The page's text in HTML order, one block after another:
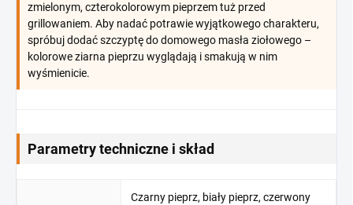
zmielonym, czterokolorowym pieprzem tuż przed
grillowaniem. Aby nadać potrawie wyjątkowego charakteru,
spróbuj dodać szczyptę do domowego masła ziołowego –
kolorowe ziarna pieprzu wyglądają i smakują w nim
wyśmienicie.
Parametry techniczne i skład
Czarny pieprz, biały pieprz, czerwony